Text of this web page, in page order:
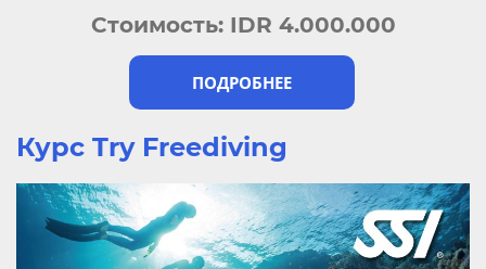
ПОДРОБНЕЕ
Стоимость: IDR 4.000.000
Курс Try Freediving